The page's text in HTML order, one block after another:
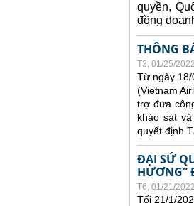
quyền,
đồng
THÔNG
T3, 01/25/
Từ ngày
(Vietnam
trợ đưa
khảo sát
quyết định
ĐẠI SỨ
HƯƠNG”
T6, 01/21/
Tối 21/1/